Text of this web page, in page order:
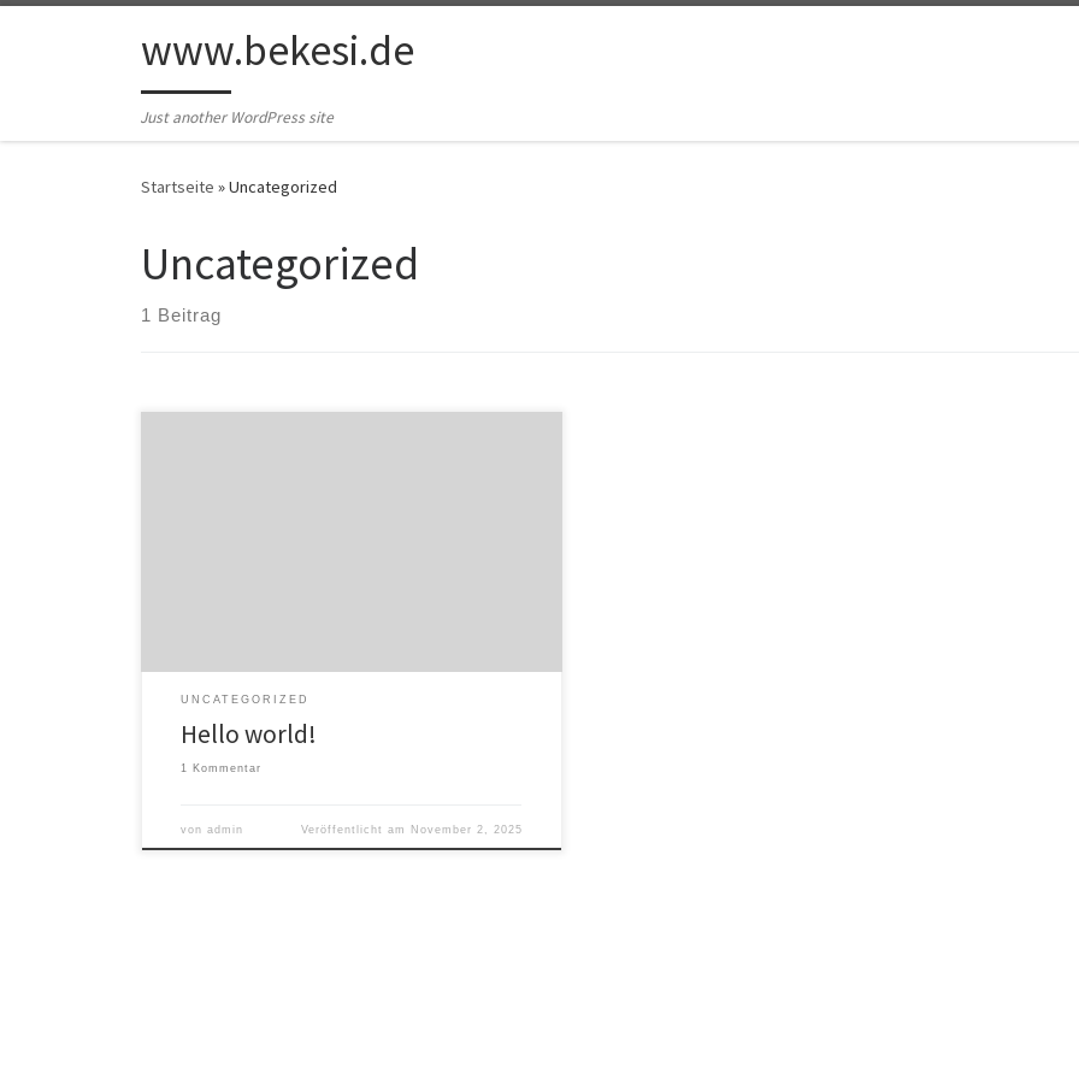
www.bekesi.de
Just another WordPress site
Startseite »Uncategorized
Uncategorized
1 Beitrag
UNCATEGORIZED
Hello world!
1 Kommentar
vonadmin Veröffentlicht am November 2, 2025